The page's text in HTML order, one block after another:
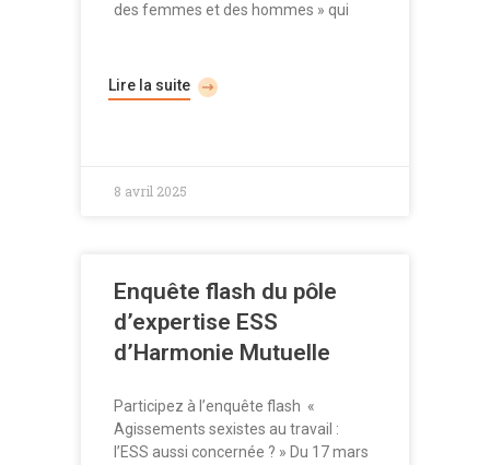
des femmes et des hommes » qui
Lire la suite
8 avril 2025
Enquête flash du pôle
d’expertise ESS
d’Harmonie Mutuelle
Participez à l’enquête flash «
Agissements sexistes au travail :
l’ESS aussi concernée ? » Du 17 mars